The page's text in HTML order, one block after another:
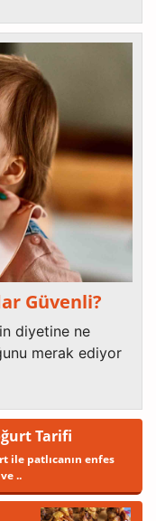
Güvenli?
diyetine ne
merak ediyor
Tarifi
ile patlıcanın enfes
..